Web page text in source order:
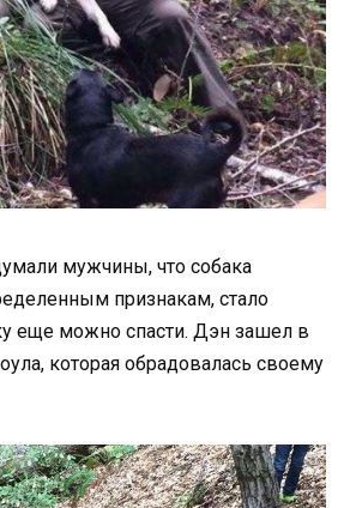
мужчины, что собака
признакам, стало
еще можно спасти. Дэн зашел в
которая обрадовалась своему